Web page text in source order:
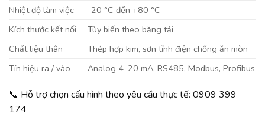
Nhiệt độ làm việc
-20 °C đến +80 °C
Kích thước kết nối
Tùy biến theo băng tải
Chất liệu thân
Thép hợp kim, sơn tĩnh điện chống ăn mòn
Tín hiệu ra / vào
Analog 4–20 mA, RS485, Modbus, Profibus
📞 Hỗ trợ chọn cấu hình theo yêu cầu thực tế: 0909 399
174